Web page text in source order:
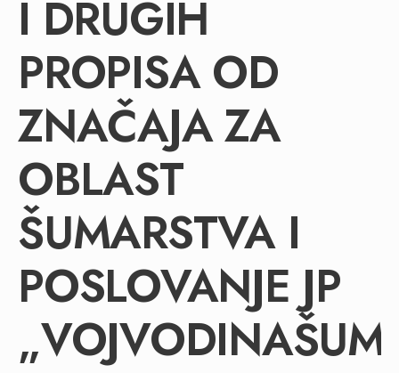
I DRUGIH
PROPISA OD
ZNAČAJA ZA
OBLAST
ŠUMARSTVA I
POSLOVANJE JP